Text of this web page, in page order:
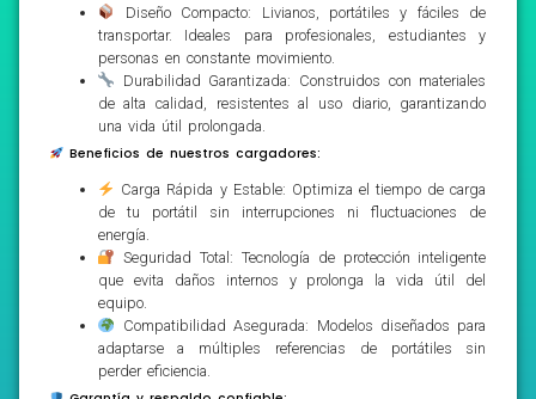
Diseño Compacto: Livianos, portátiles y fáciles de
transportar. Ideales para profesionales, estudiantes y
personas en constante movimiento.
Durabilidad Garantizada: Construidos con materiales
de alta calidad, resistentes al uso diario, garantizando
una vida útil prolongada.
Beneficios de nuestros cargadores:
Carga Rápida y Estable: Optimiza el tiempo de carga
de tu portátil sin interrupciones ni fluctuaciones de
energía.
Seguridad Total: Tecnología de protección inteligente
que evita daños internos y prolonga la vida útil del
equipo.
Compatibilidad Asegurada: Modelos diseñados para
adaptarse a múltiples referencias de portátiles sin
perder eficiencia.